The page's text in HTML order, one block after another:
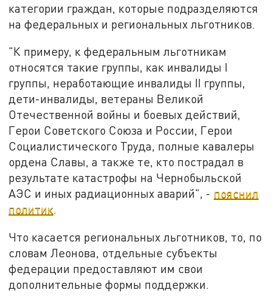
категории граждан, которые подразделяются
на федеральных и региональных льготников.
"К примеру, к федеральным льготникам
относятся такие группы, как инвалиды I
группы, неработающие инвалиды II группы,
дети-инвалиды, ветераны Великой
Отечественной войны и боевых действий,
Герои Советского Союза и России, Герои
Социалистического Труда, полные кавалеры
ордена Славы, а также те, кто пострадал в
результате катастрофы на Чернобыльской
АЭС и иных радиационных аварий", - пояснил
политик.
Что касается региональных льготников, то, по
словам Леонова, отдельные субъекты
федерации предоставляют им свои
дополнительные формы поддержки.